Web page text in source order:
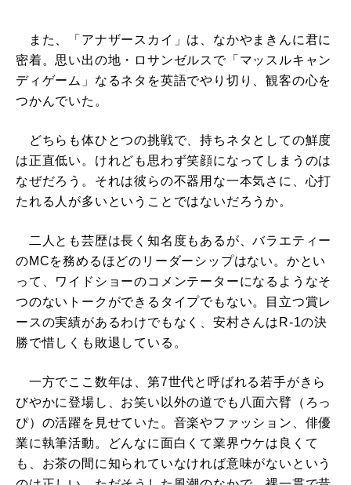
また、「アナザースカイ」は、なかやまきんに君に
密着。思い出の地・ロサンゼルスで「マッスルキャン
ディゲーム」なるネタを英語でやり切り、観客の心を
つかんでいた。
どちらも体ひとつの挑戦で、持ちネタとしての鮮度
は正直低い。けれども思わず笑顔になってしまうのは
なぜだろう。それは彼らの不器用な一本気さに、心打
たれる人が多いということではないだろうか。
二人とも芸歴は長く知名度もあるが、バラエティー
のMCを務めるほどのリーダーシップはない。かとい
って、ワイドショーのコメンテーターになるようなそ
つのないトークができるタイプでもない。目立つ賞レ
ースの実績があるわけでもなく、安村さんはR-1の決
勝で惜しくも敗退している。
一方でここ数年は、第7世代と呼ばれる若手がきら
びやかに登場し、お笑い以外の道でも八面六臂（ろっ
ぴ）の活躍を見せていた。音楽やファッション、俳優
業に執筆活動。どんなに面白くて業界ウケは良くて
も、お茶の間に知られていなければ意味がないという